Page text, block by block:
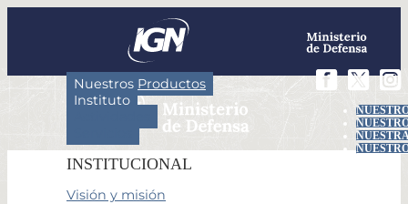
Nuestros Productos
Instituto
INSTITUCIONAL
Visión y misión